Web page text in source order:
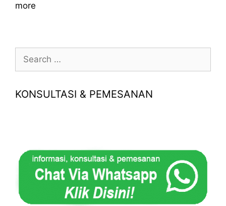
more
Search
for:
KONSULTASI & PEMESANAN